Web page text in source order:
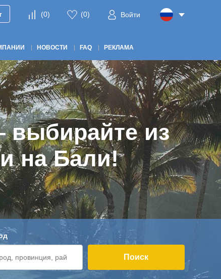
(0) (0) Войти
НОВОСТИ FAQ РЕКЛАМА
выбирайте из
на Бали!
в
с выгодой!
подходящую
Бали
Поиск